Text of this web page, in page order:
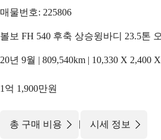
매물번호: 225806
볼보 FH 540 후축 상승윙바디 23.5톤
20년 9월 | 809,540km | 10,330 X 2,400
1억 1,900만원
총 구매 비용 | 시세 정보